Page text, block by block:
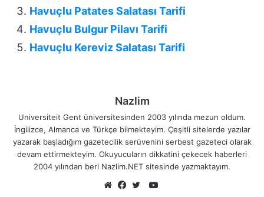
Havuçlu Patates Salatası Tarifi
Havuçlu Bulgur Pilavı Tarifi
Havuçlu Kereviz Salatası Tarifi
Nazlim
Universiteit Gent üniversitesinden 2003 yılında mezun oldum.
İngilizce, Almanca ve Türkçe bilmekteyim. Çeşitli sitelerde yazılar
yazarak başladığım gazetecilik serüvenini serbest gazeteci olarak
devam ettirmekteyim. Okuyucuların dikkatini çekecek haberleri
2004 yılından beri Nazlim.NET sitesinde yazmaktayım.
YouTube